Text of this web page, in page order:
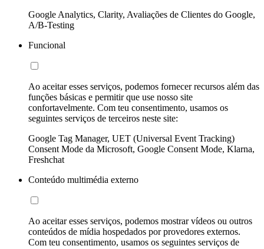
Google Analytics, Clarity, Avaliações de Clientes do Google,
A/B-Testing
Funcional
Ao aceitar esses serviços, podemos fornecer recursos além das
funções básicas e permitir que use nosso site
confortavelmente. Com teu consentimento, usamos os
seguintes serviços de terceiros neste site:
Google Tag Manager, UET (Universal Event Tracking)
Consent Mode da Microsoft, Google Consent Mode, Klarna,
Freshchat
Conteúdo multimédia externo
Ao aceitar esses serviços, podemos mostrar vídeos ou outros
conteúdos de mídia hospedados por provedores externos.
Com teu consentimento, usamos os seguintes serviços de